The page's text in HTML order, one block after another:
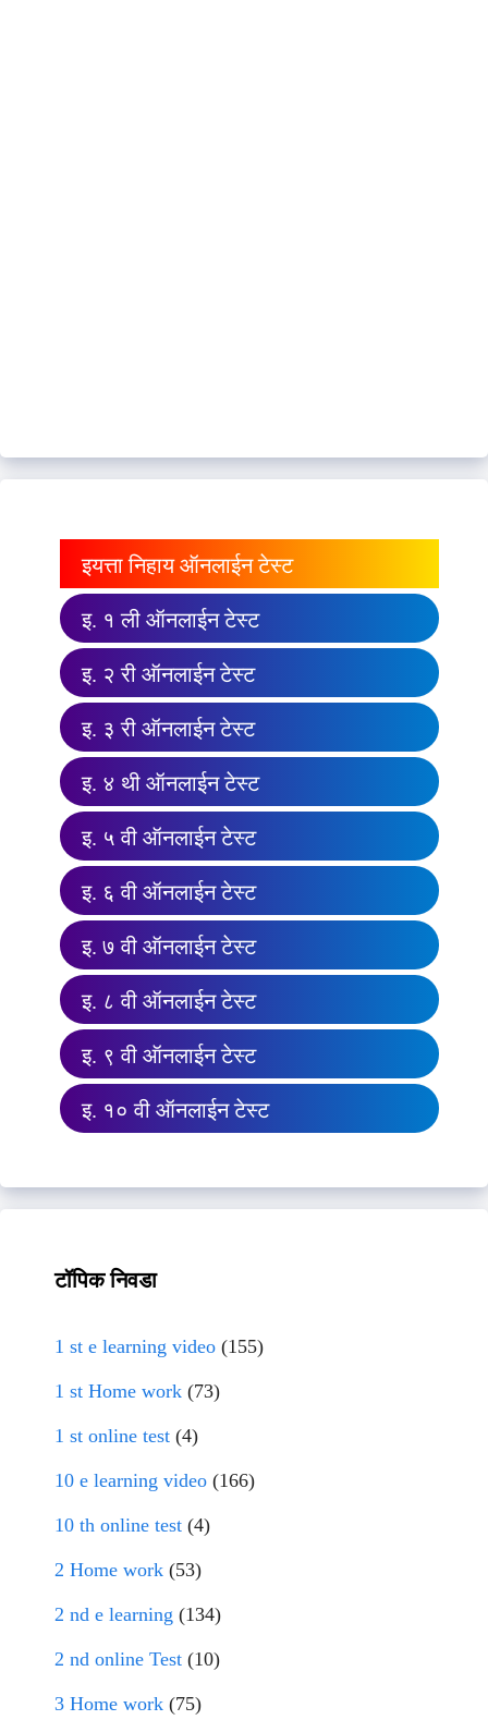
इयत्ता निहाय ऑनलाईन टेस्ट
इ. १ ली ऑनलाईन टेस्ट
इ. २ री ऑनलाईन टेस्ट
इ. ३ री ऑनलाईन टेस्ट
इ. ४ थी ऑनलाईन टेस्ट
इ. ५ वी ऑनलाईन टेस्ट
इ. ६ वी ऑनलाईन टेस्ट
इ. ७ वी ऑनलाईन टेस्ट
इ. ८ वी ऑनलाईन टेस्ट
इ. ९ वी ऑनलाईन टेस्ट
इ. १० वी ऑनलाईन टेस्ट
टॉपिक निवडा
1 st e learning video (155)
1 st Home work (73)
1 st online test (4)
10 e learning video (166)
10 th online test (4)
2 Home work (53)
2 nd e learning (134)
2 nd online Test (10)
3 Home work (75)